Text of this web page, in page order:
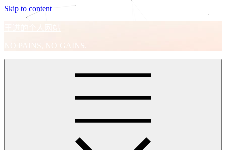
Skip to content
王进的个人网站
NO PAINS, NO GAINS.